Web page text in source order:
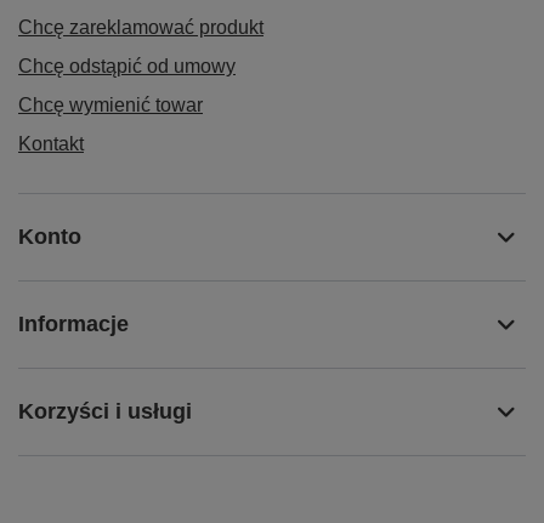
Chcę zareklamować produkt
Chcę odstąpić od umowy
Chcę wymienić towar
Kontakt
Konto
Informacje
Korzyści i usługi